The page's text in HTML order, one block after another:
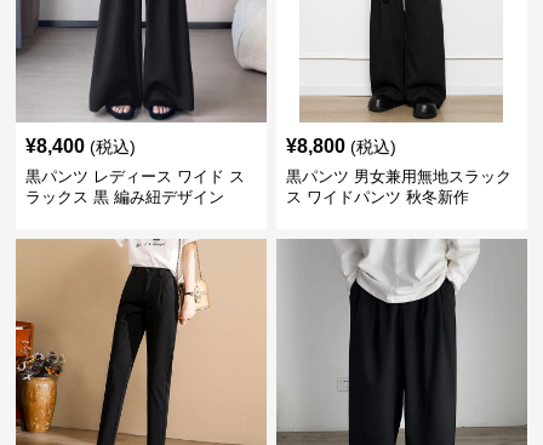
¥8,400 (税込)
黒パンツ レディース ワイド ス
ラックス 黒 編み紐デザイン
¥8,800 (税込)
黒パンツ 男女兼用無地スラック
ス ワイドパンツ 秋冬新作